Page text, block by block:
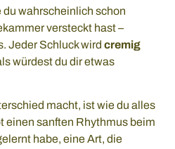
du wahrscheinlich schon
versteckt hast –
Jeder Schluck wird cremig
würdest du dir etwas
macht, ist wie du alles
einen sanften Rhythmus beim
habe, eine Art, die